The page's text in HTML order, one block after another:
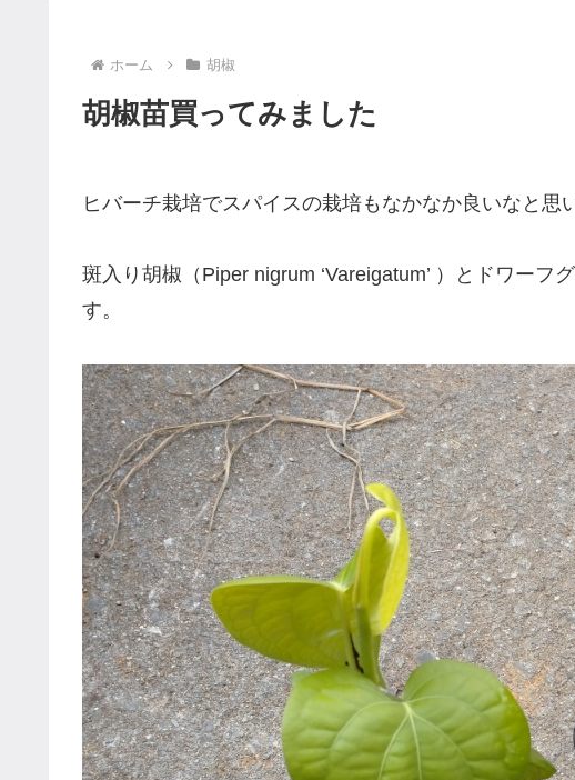
ホーム 胡椒
胡椒苗買ってみました
ヒバーチ栽培でスパイスの栽培もなかなか良いなと思
斑入り胡椒（Piper nigrum ‘Vareigatum’ ）とドワーフ
す。